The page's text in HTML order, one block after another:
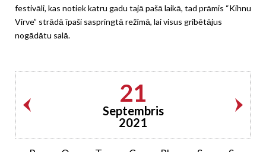
festivāli, kas notiek katru gadu tajā pašā laikā, tad prāmis “Kihnu
Virve” strādā īpaši saspringtā režīmā, lai visus gribētājus
nogādātu salā.
21
Septembris
2021